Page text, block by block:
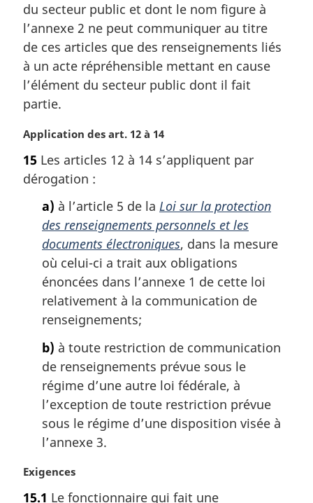
g
i
n
a
l
e
:
du secteur public et dont le nom figure à
l’annexe 2 ne peut communiquer au titre
de ces articles que des renseignements liés
à un acte répréhensible mettant en cause
l’élément du secteur public dont il fait
partie.
N
t
e
Application des art. 12 à 14
15 Les articles 12 à 14 s’appliquent par
dérogation :
a) à l’article 5 de la Loi sur la protection
des renseignements personnels et les
documents électroniques, dans la mesure
où celui-ci a trait aux obligations
énoncées dans l’annexe 1 de cette loi
relativement à la communication de
renseignements;
b) à toute restriction de communication
de renseignements prévue sous le
régime d’une autre loi fédérale, à
l’exception de toute restriction prévue
sous le régime d’une disposition visée à
l’annexe 3.
N
Exigences
15.1 Le fonctionnaire qui fait une